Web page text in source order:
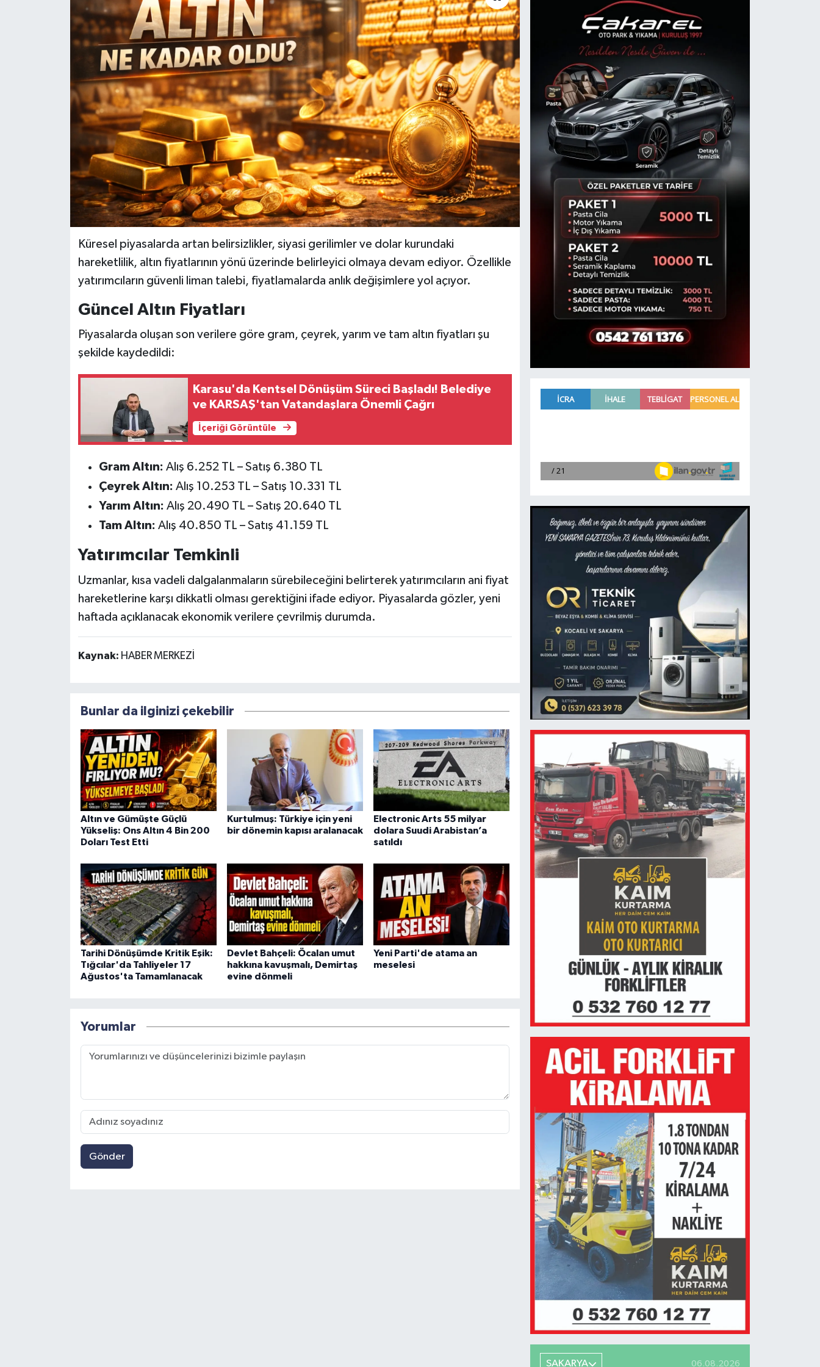
Küresel piyasalarda artan belirsizlikler, siyasi gerilimler ve dolar kurundaki
hareketlilik, altın fiyatlarının yönü üzerinde belirleyici olmaya devam ediyor. Özellikle
yatırımcıların güvenli liman talebi, fiyatlamalarda anlık değişimlere yol açıyor.
Güncel Altın Fiyatları
Piyasalarda oluşan son verilere göre gram, çeyrek, yarım ve tam altın fiyatları şu
şekilde kaydedildi:
Karasu'da Kentsel Dönüşüm Süreci Başladı! Belediye
ve KARSAŞ'tan Vatandaşlara Önemli Çağrı
İçeriği Görüntüle
Gram Altın: Alış 6.252 TL – Satış 6.380 TL
Çeyrek Altın: Alış 10.253 TL – Satış 10.331 TL
Yarım Altın: Alış 20.490 TL – Satış 20.640 TL
Tam Altın: Alış 40.850 TL – Satış 41.159 TL
Yatırımcılar Temkinli
Uzmanlar, kısa vadeli dalgalanmaların sürebileceğini belirterek yatırımcıların ani fiyat
hareketlerine karşı dikkatli olması gerektiğini ifade ediyor. Piyasalarda gözler, yeni
haftada açıklanacak ekonomik verilere çevrilmiş durumda.
Kaynak: HABER MERKEZİ
Bunlar da ilginizi çekebilir
Altın ve Gümüşte Güçlü
Yükseliş: Ons Altın 4 Bin 200
Doları Test Etti
Kurtulmuş: Türkiye için yeni
bir dönemin kapısı aralanacak
Electronic Arts 55 milyar
dolara Suudi Arabistan’a
satıldı
Tarihi Dönüşümde Kritik Eşik:
Tığcılar'da Tahliyeler 17
Ağustos'ta Tamamlanacak
Devlet Bahçeli: Öcalan umut
hakkına kavuşmalı, Demirtaş
evine dönmeli
Yeni Parti'de atama an
meselesi
Yorumlar
Gönder
SAKARYA 06.08.2026